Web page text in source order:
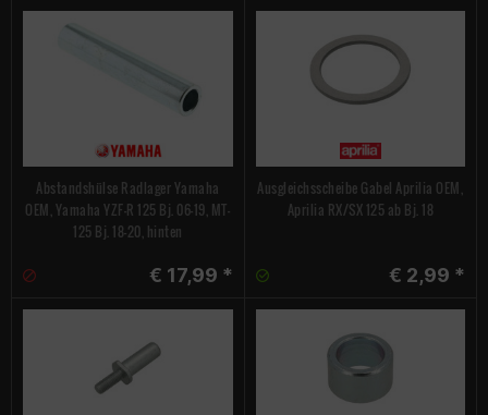
Abstandshülse Radlager Yamaha
OEM, Yamaha YZF-R 125 Bj. 06-19, MT-
125 Bj. 18-20, hinten
€ 17,99 *
Ausgleichsscheibe Gabel Aprilia OEM,
Aprilia RX/SX 125 ab Bj. 18
€ 2,99 *